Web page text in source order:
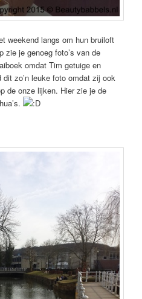
weekend langs om hun bruiloft
zie je genoeg foto’s van de
omdat Tim getuige en
zo’n leuke foto omdat zij ook
de onze lijken. Hier zie je de